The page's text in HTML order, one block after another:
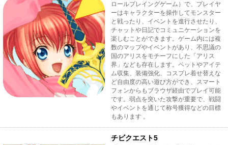
ロールプレイングゲーム）で、プレイヤ
ーはキャラクターを操作してモンスター
と戦ったり、イベントを進行させたり、
チャットや日記でコミュニケーションを
楽しむことができます。ゲーム内には複
数のマップやイベントがあり、不思議の
国のアリスをモチーフにした「アリス
界」なども存在します。ペットやアイテ
ム収集、装備強化、コスプレ着せ替えな
ど自由度の高い遊び方ができ、スマート
フォンからもブラウザ経由でプレイ可能
です。弱点を突いた攻撃が重要で、戦闘
やイベントを通じて称号獲得などの目標
もあります 。
チビクエスト5